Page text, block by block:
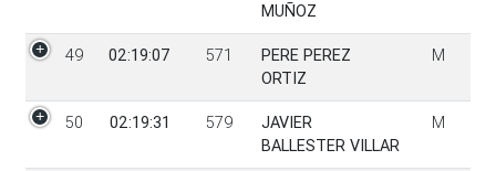
MUÑOZ
49 02:19:07 571
PERE PEREZ
ORTIZ
M
50 02:19:31 579
JAVIER
BALLESTER VILLAR
M